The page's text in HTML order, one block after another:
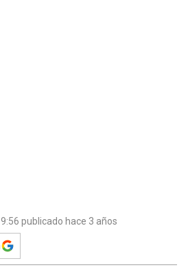
publicado hace 3 años